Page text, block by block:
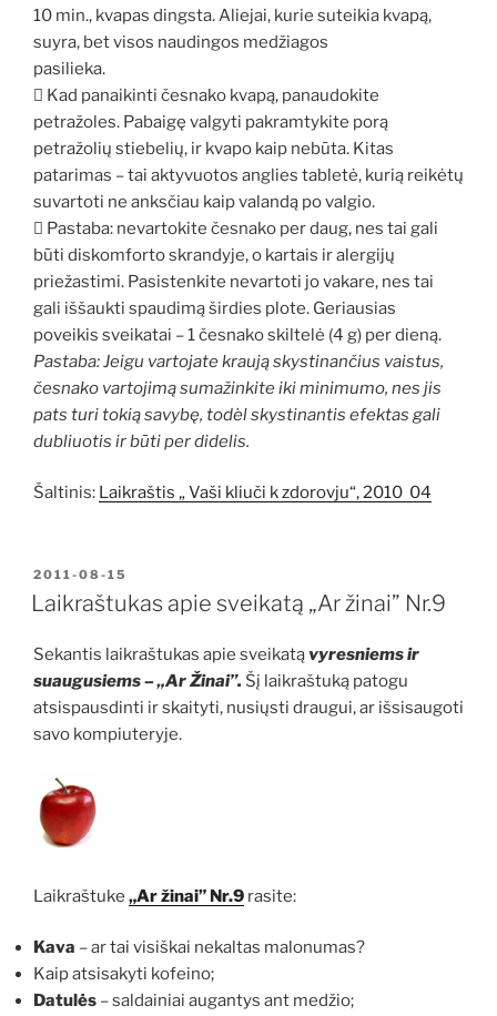
10 min., kvapas dingsta. Aliejai, kurie suteikia kvapą,
suyra, bet visos naudingos medžiagos
pasilieka.
 Kad panaikinti česnako kvapą, panaudokite
petražoles. Pabaigę valgyti pakramtykite porą
petražolių stiebelių, ir kvapo kaip nebūta. Kitas
patarimas – tai aktyvuotos anglies tabletė, kurią reikėtų
suvartoti ne anksčiau kaip valandą po valgio.
 Pastaba: nevartokite česnako per daug, nes tai gali
būti diskomforto skrandyje, o kartais ir alergijų
priežastimi. Pasistenkite nevartoti jo vakare, nes tai
gali iššaukti spaudimą širdies plote. Geriausias
poveikis sveikatai – 1 česnako skiltelė (4 g) per dieną.
Pastaba: Jeigu vartojate kraują skystinančius vaistus,
česnako vartojimą sumažinkite iki minimumo, nes jis
pats turi tokią savybę, todėl skystinantis efektas gali
dubliuotis ir būti per didelis.
Šaltinis: Laikraštis „ Vaši kliuči k zdorovju“, 2010 04
PASKELBTA
2011-08-15
Laikraštukas apie sveikatą „Ar žinai” Nr.9
Sekantis laikraštukas apie sveikatą vyresniems ir
suaugusiems – „Ar Žinai”. Šį laikraštuką patogu
atsispausdinti ir skaityti, nusiųsti draugui, ar išsisaugoti
savo kompiuteryje.
Laikraštuke „Ar žinai” Nr.9 rasite:
Kava – ar tai visiškai nekaltas malonumas?
Kaip atsisakyti kofeino;
Datulės – saldainiai augantys ant medžio;